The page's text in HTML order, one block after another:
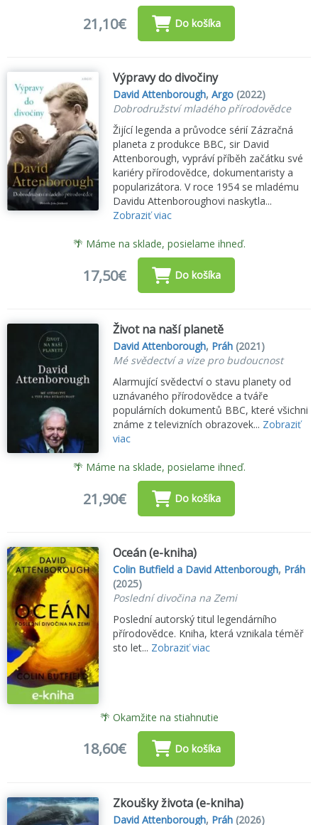
21,10€ Do košíka
Výpravy do divočiny
David Attenborough,Argo (2022)
Dobrodružství mladého přírodovědce
Žijící legenda a průvodce sérií Zázračná
planeta z produkce BBC, sir David
Attenborough, vypráví příběh začátku své
kariéry přírodovědce, dokumentaristy a
popularizátora. V roce 1954 se mladému
Davidu Attenboroughovi naskytla...
Zobraziť viac
🌴 Máme na sklade, posielame ihneď.
17,50€ Do košíka
Život na naší planetě
David Attenborough, Práh (2021)
Mé svědectví a vize pro budoucnost
Alarmující svědectví o stavu planety od
uznávaného přírodovědce a tváře
populárních dokumentů BBC, které všichni
známe z televizních obrazovek... Zobraziť
viac
🌴 Máme na sklade, posielame ihneď.
21,90€ Do košíka
Oceán (e-kniha)
Colin Butfield a David Attenborough, Práh
(2025)
Poslední divočina na Zemi
Poslední autorský titul legendárního
přírodovědce. Kniha, která vznikala téměř
sto let... Zobraziť viac
🌴 Okamžite na stiahnutie
18,60€ Do košíka
Zkoušky života (e-kniha)
David Attenborough, Práh (2026)